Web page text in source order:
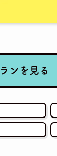
ンを見る